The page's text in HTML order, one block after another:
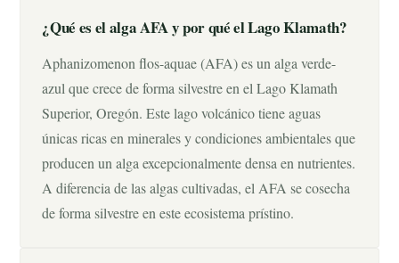
¿Qué es el alga AFA y por qué el Lago Klamath?
Aphanizomenon flos-aquae (AFA) es un alga verde-
azul que crece de forma silvestre en el Lago Klamath
Superior, Oregón. Este lago volcánico tiene aguas
únicas ricas en minerales y condiciones ambientales que
producen un alga excepcionalmente densa en nutrientes.
A diferencia de las algas cultivadas, el AFA se cosecha
de forma silvestre en este ecosistema prístino.